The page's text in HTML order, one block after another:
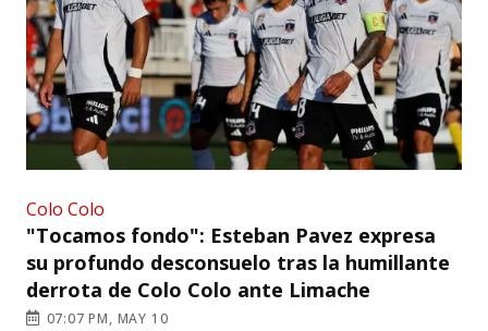
Colo Colo
"Tocamos fondo": Esteban Pavez expresa
su profundo desconsuelo tras la humillante
derrota de Colo Colo ante Limache
07:07 PM, MAY 10